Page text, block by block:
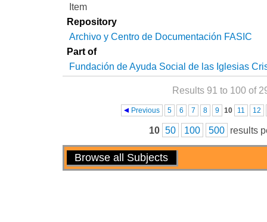
Item
Repository
Archivo y Centro de Documentación FASIC
Part of
Fundación de Ayuda Social de las Iglesias
Results 91 to 100 of
Previous 5 6 7 8 9 10 11 12
10 50 100 500 results
Actions
Browse all Subjects